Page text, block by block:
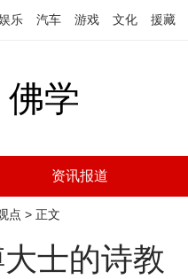
乐 汽车 游戏 文化 援藏
佛学
资讯报道
点 > 正文
士的诗教